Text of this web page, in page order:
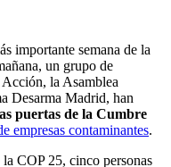
importante semana de la
un grupo de
la Asamblea
Desarma Madrid, han
puertas de la Cumbre
empresas contaminantes.
COP 25, cinco personas